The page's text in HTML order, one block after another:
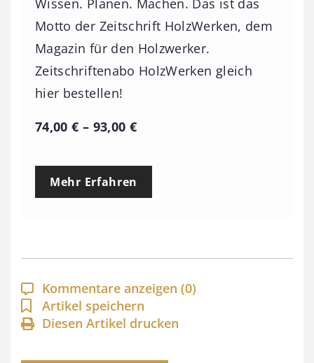
Wissen. Planen. Machen. Das ist das
Motto der Zeitschrift HolzWerken, dem
Magazin für den Holzwerker.
Zeitschriftenabo HolzWerken gleich
hier bestellen!
74,00€ – 93,00 €P
e
p
a
n
n
Mehr Erfahren
Kommentare anzeigen (0)
Artikel speichern
Diesen Artikel drucken